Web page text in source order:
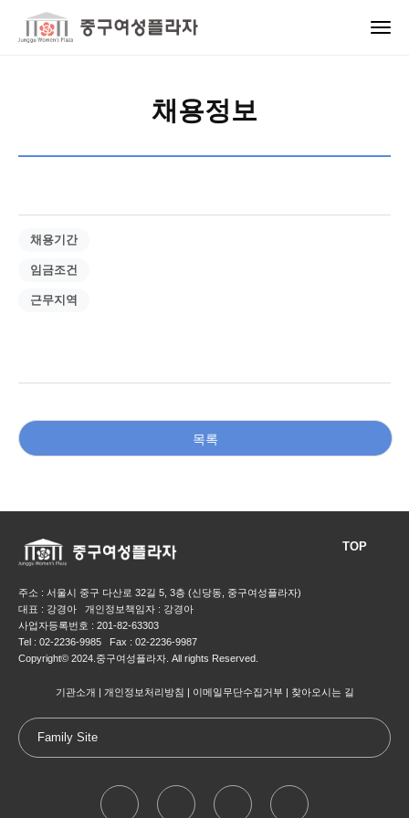
채용정보
채용기간
임금조건
근무지역
목록
주소 : 서울시 중구 다산로 32길 5, 3층 (신당동, 중구여성플라자)
대표 : 강경아 개인정보책임자 : 강경아
사업자등록번호 : 201-82-63303
Tel : 02-2236-9985 Fax : 02-2236-9987
Copyright© 2024.중구여성플라자. All rights Reserved.
기관소개 개인정보처리방침 이메일무단수집거부 찾아오시는 길
TOP
Family Site
대한어머니회